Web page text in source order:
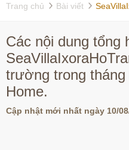
Trang chủ Bài viết
Các nội dung tổng
trường trong
Home.
Cập nhật mới nhất ngày 10/